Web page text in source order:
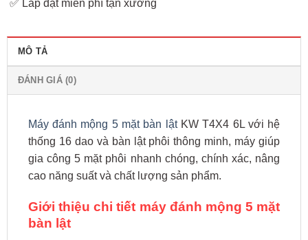
✅ Lắp đặt miễn phí tận xưởng
MÔ TẢ
ĐÁNH GIÁ (0)
Máy đánh mộng 5 mặt bàn lậtKW T4X4 6L với hệ
thống 16 dao và bàn lật phôi thông minh, máy giúp
gia công 5 mặt phôi nhanh chóng, chính xác, nâng
cao năng suất và chất lượng sản phẩm.
Giới thiệu chi tiết máy đánh mộng 5 mặt
bàn lật